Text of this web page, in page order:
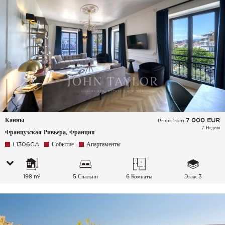
Канны
Французская Ривьера, Франция
Price from 7 000 EUR
/ Неделя
L1306CA Событие Апартаменты
198 m² 5 Спальни 6 Комнаты Этаж 3